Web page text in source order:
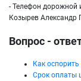
- Телефон дорожной
Козырев Александр
Вопрос -
Как
Срок оплаты